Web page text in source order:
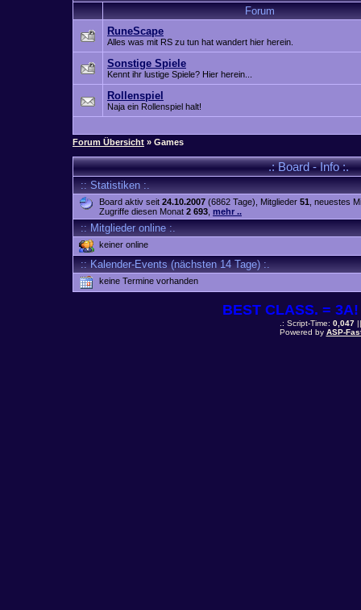
Forum
RuneScape
Alles was mit RS zu tun hat wandert hier herein.
Sonstige Spiele
Kennt ihr lustige Spiele? Hier herein...
Rollenspiel
Naja ein Rollenspiel halt!
Forum Übersicht » Games
.: Board - Info :.
:: Statistiken :.
Board aktiv seit 24.10.2007 (6862 Tage), Mitglieder 51 , neuestes
Zugriffe diesen Monat 2 693 mehr ..
:: Mitglieder online :.
keiner online
:: Kalender-Events (nächsten 14 Tage) :.
keine Termine vorhanden
BEST CLASS. =
.: Script-Time: 0,047||
Powered by ASP-